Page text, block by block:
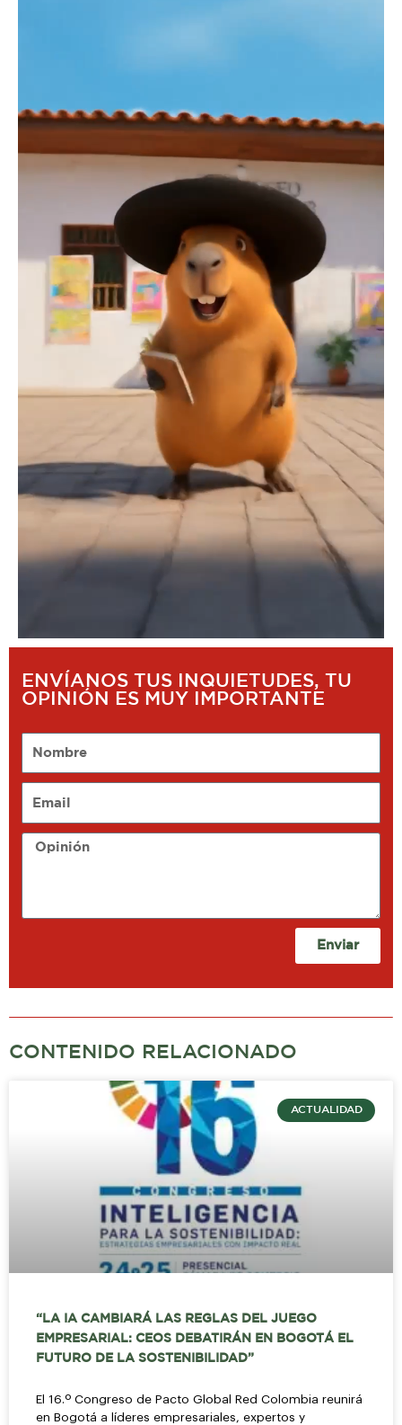
ENVÍANOS TUS INQUIETUDES, TU
OPINIÓN ES MUY IMPORTANTE
Opinión
Enviar
CONTENIDO RELACIONADO
ACTUALIDAD
“LA IA CAMBIARÁ LAS REGLAS DEL JUEGO
EMPRESARIAL: CEOS DEBATIRÁN EN BOGOTÁ EL
FUTURO DE LA SOSTENIBILIDAD”
El 16.º Congreso de Pacto Global Red Colombia reunirá
en Bogotá a líderes empresariales, expertos y